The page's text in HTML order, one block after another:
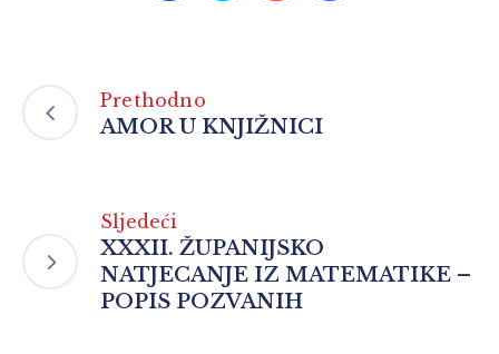
Prethodno
AMOR U KNJIŽNICI
Sljedeći
XXXII. ŽUPANIJSKO
NATJECANJE IZ MATEMATIKE –
POPIS POZVANIH